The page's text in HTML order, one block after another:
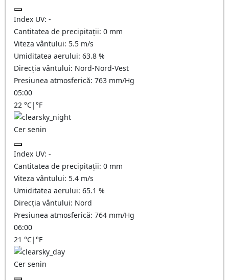
Index UV: -
Cantitatea de precipitații: 0 mm
Viteza vântului: 5.5 m/s
Umiditatea aerului: 63.8 %
Direcția vântului: Nord-Nord-Vest
Presiunea atmosferică: 763 mm/Hg
05:00
22 °C|°F
Cer senin
Index UV: -
Cantitatea de precipitații: 0 mm
Viteza vântului: 5.4 m/s
Umiditatea aerului: 65.1 %
Direcția vântului: Nord
Presiunea atmosferică: 764 mm/Hg
06:00
21 °C|°F
Cer senin